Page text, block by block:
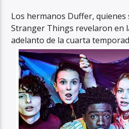
Los hermanos Duffer, quienes
Stranger Things revelaron en
adelanto de la cuarta